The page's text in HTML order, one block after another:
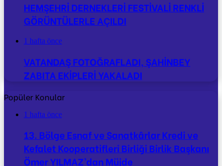
HEMŞEHRİ DERNEKLERİ FESTİVALİ RENKLİ
GÖRÜNTÜLERLE AÇILDI
1 hafta önce
VATANDAŞ FOTOĞRAFLADI, ŞAHİNBEY
ZABITA EKİPLERİ YAKALADI
Popüler Konular
1 hafta önce
13. Bölge Esnaf ve Sanatkârlar Kredi ve
Kefalet Kooperatifleri Birliği Birlik Başkanı
Ömer YILMAZ’dan Müjde